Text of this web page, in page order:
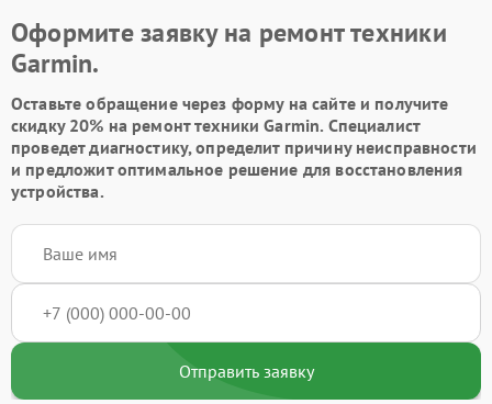
Оформите заявку на ремонт техники
Garmin.
Оставьте обращение через форму на сайте и получите
скидку 20% на ремонт техники Garmin. Специалист
проведет диагностику, определит причину неисправности
и предложит оптимальное решение для восстановления
устройства.
Отправить заявку